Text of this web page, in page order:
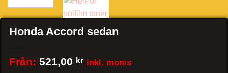
Honda Accord sedan
Från: 521,00 kr inkl. moms